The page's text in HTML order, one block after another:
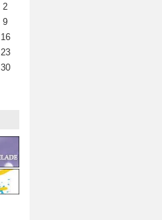
2
9
16
23
30